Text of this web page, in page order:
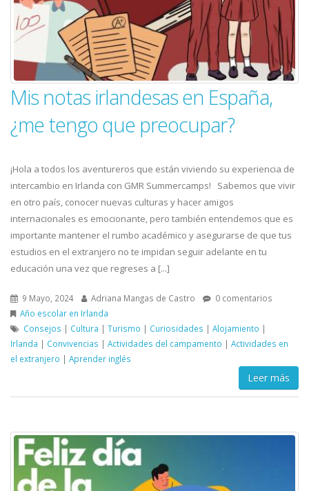
Mis notas irlandesas en España,
¿me tengo que preocupar?
¡Hola a todos los aventureros que están viviendo su experiencia de
intercambio en Irlanda con GMR Summercamps! Sabemos que vivir
en otro país, conocer nuevas culturas y hacer amigos
internacionales es emocionante, pero también entendemos que es
importante mantener el rumbo académico y asegurarse de que tus
estudios en el extranjero no te impidan seguir adelante en tu
educación una vez que regreses a [...]
9 Mayo, 2024 Adriana Mangas de Castro
0 comentarios
Año escolar en Irlanda
Consejos | Cultura | Turismo | Curiosidades | Alojamiento |
Irlanda | Convivencias | Actividades del campamento | Actividades en
el extranjero | Aprender inglés
Leer más